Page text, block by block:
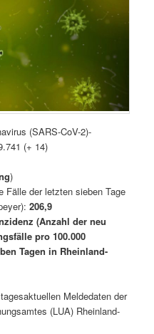
(SARS-CoV-2)-
(+ 14)
)
Fälle der letzten sieben Tage
206,9
(Anzahl der neu
pro 100.000
Tagen in Rheinland-
Meldedaten der
(LUA) Rheinland-